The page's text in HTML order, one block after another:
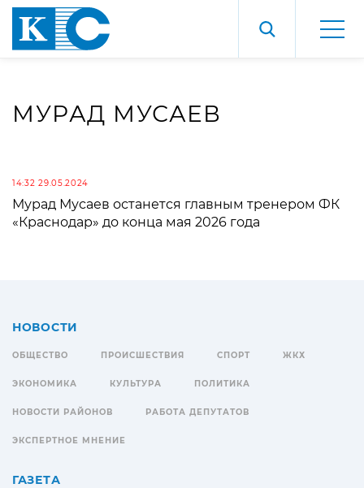
МУРАД МУСАЕВ
14:32 29.05.2024
Мурад Мусаев останется главным тренером ФК
«Краснодар» до конца мая 2026 года
НОВОСТИ
ОБЩЕСТВО ПРОИСШЕСТВИЯ СПОРТ ЖКХ
ЭКОНОМИКА КУЛЬТУРА ПОЛИТИКА
НОВОСТИ РАЙОНОВ РАБОТА ДЕПУТАТОВ
ЭКСПЕРТНОЕ МНЕНИЕ
ГАЗЕТА